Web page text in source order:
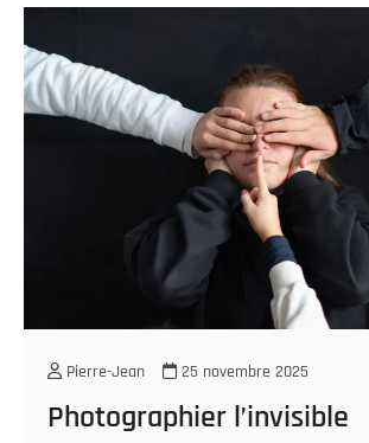
Pierre-Jean 25 novembre 2025
Photographier l’invisible